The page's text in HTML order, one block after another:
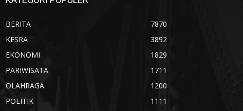
BERITA
7870
KESRA
3892
EKONOMI
1829
PARIWISATA
1711
OLAHRAGA
1200
POLITIK
1111